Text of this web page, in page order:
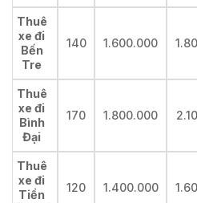
Thuê
xe đi
Bến
Tre
140 1.600.000
Thuê
xe đi
Bình
Đại
170 1.800.000
Thuê
xe đi
Tiền
120 1.400.000